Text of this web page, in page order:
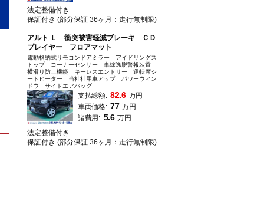
法定整備付き
保証付き (部分保証 36ヶ月：走行無制限)
アルト Ｌ 衝突被害軽減ブレーキ ＣＤ
プレイヤー フロアマット
電動格納式リモコンドアミラー アイドリングス
トップ コーナーセンサー 車線逸脱警報装置
横滑り防止機能 キーレスエントリー 運転席シ
ートヒーター 当社社用車アップ パワーウィン
ドウ サイドエアバッグ
支払総額: 82.6 万円
車両価格: 77 万円
諸費用: 5.6 万円
法定整備付き
保証付き (部分保証 36ヶ月：走行無制限)